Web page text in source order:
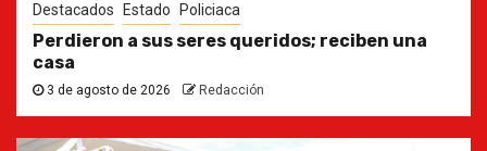
Destacados Estado Policiaca
Perdieron a sus seres queridos; reciben una
casa
3 de agosto de 2026 Redacción